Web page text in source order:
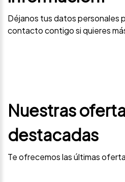
Déjanos tus datos personales
contacto contigo si quieres
Nuestras
destacadas
Te ofrecemos las últimas